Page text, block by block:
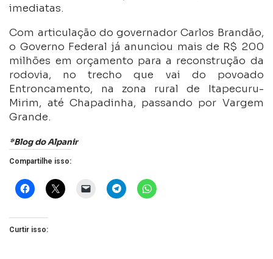
imediatas.
Com articulação do governador Carlos Brandão,
o Governo Federal já anunciou mais de R$ 200
milhões em orçamento para a reconstrução da
rodovia, no trecho que vai do povoado
Entroncamento, na zona rural de Itapecuru-
Mirim, até Chapadinha, passando por Vargem
Grande.
*Blog do Alpanir
Compartilhe isso:
Curtir isso: